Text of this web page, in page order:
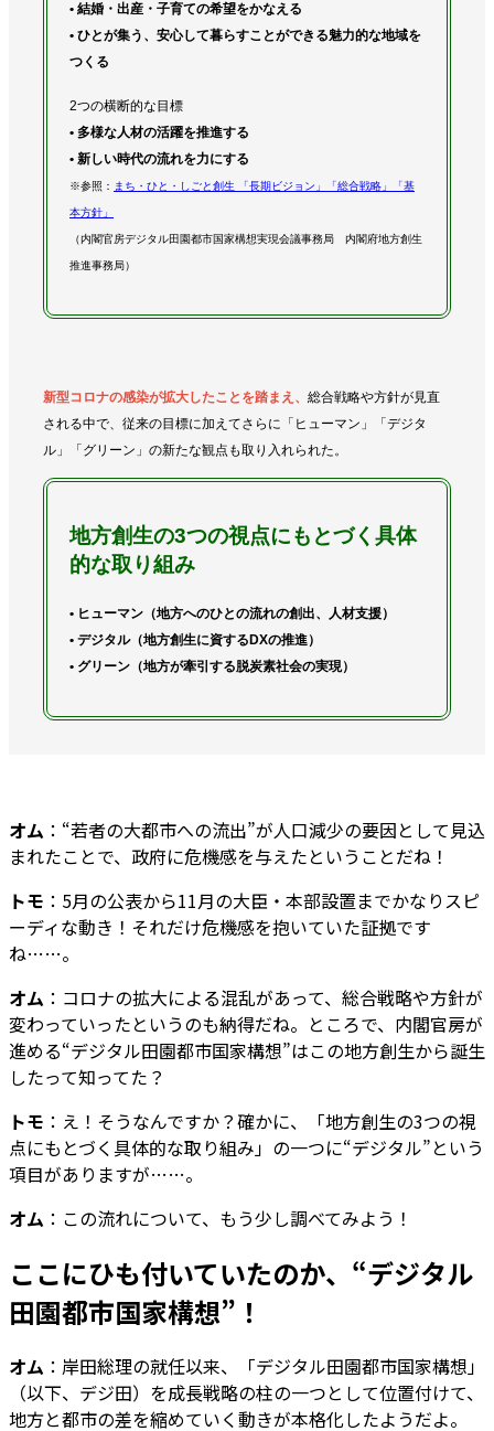
• 結婚・出産・子育ての希望をかなえる
• ひとが集う、安心して暮らすことができる魅力的な地域を
つくる
2つの横断的な目標
• 多様な人材の活躍を推進する
• 新しい時代の流れを力にする
※参照： まち・ひと・しごと創生 「長期ビジョン」「総合戦略」「基
本方針」
（内閣官房デジタル田園都市国家構想実現会議事務局 内閣府地方創生
推進事務局）
新型コロナの感染が拡大したことを踏まえ、 総合戦略や方針が見直
される中で、 従来の目標に加えてさらに「ヒューマン」「デジタ
ル」「グリーン」の新たな観点も取り入れられた。
地方創生の3つの視点にもとづく具体
的な取り組み
• ヒューマン（地方へのひとの流れの創出、人材支援）
• デジタル（地方創生に資するDXの推進）
• グリーン（地方が牽引する脱炭素社会の実現）
オム ：“若者の大都市への流出”が人口減少の要因として見込
まれたことで、政府に危機感を与えたということだね！
トモ ：5月の公表から11月の大臣・本部設置までかなりスピ
ーディな動き！それだけ危機感を抱いていた証拠です
ね……。
オム ：コロナの拡大による混乱があって、総合戦略や方針が
変わっていったというのも納得だね。ところで、内閣官房が
進める“デジタル田園都市国家構想”はこの地方創生から誕生
したって知ってた？
トモ ：え！そうなんですか？確かに、「地方創生の3つの視
点にもとづく具体的な取り組み」の一つに“デジタル”という
項目がありますが……。
オム ：この流れについて、もう少し調べてみよう！
ここにひも付いていたのか、“デジタル
田園都市国家構想”！
オム ：岸田総理の就任以来、「デジタル田園都市国家構想」
（以下、デジ田）を成長戦略の柱の一つとして位置付けて、
地方と都市の差を縮めていく動きが本格化したようだよ。